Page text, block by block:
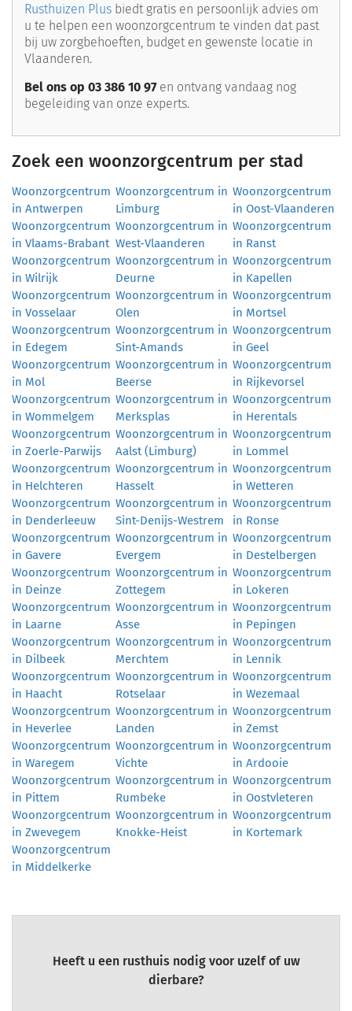
Rusthuizen Plus biedt gratis en persoonlijk advies om
u te helpen een woonzorgcentrum te vinden dat past
bij uw zorgbehoeften, budget en gewenste locatie in
Vlaanderen.
Bel ons op 03 386 10 97en ontvang vandaag nog
begeleiding van onze experts.
Zoek een woonzorgcentrum per stad
Woonzorgcentrum
in Antwerpen
Woonzorgcentrum in
Limburg
Woonzorgcentrum
in Oost-Vlaanderen
Woonzorgcentrum
in Vlaams-Brabant
Woonzorgcentrum in
West-Vlaanderen
Woonzorgcentrum
in Ranst
Woonzorgcentrum
in Wilrijk
Woonzorgcentrum in
Deurne
Woonzorgcentrum
in Kapellen
Woonzorgcentrum
in Vosselaar
Woonzorgcentrum in
Olen
Woonzorgcentrum
in Mortsel
Woonzorgcentrum
in Edegem
Woonzorgcentrum in
Sint-Amands
Woonzorgcentrum
in Geel
Woonzorgcentrum
in Mol
Woonzorgcentrum in
Beerse
Woonzorgcentrum
in Rijkevorsel
Woonzorgcentrum
in Wommelgem
Woonzorgcentrum in
Merksplas
Woonzorgcentrum
in Herentals
Woonzorgcentrum
in Zoerle-Parwijs
Woonzorgcentrum in
Aalst (Limburg)
Woonzorgcentrum
in Lommel
Woonzorgcentrum
in Helchteren
Woonzorgcentrum in
Hasselt
Woonzorgcentrum
in Wetteren
Woonzorgcentrum
in Denderleeuw
Woonzorgcentrum in
Sint-Denijs-Westrem
Woonzorgcentrum
in Ronse
Woonzorgcentrum
in Gavere
Woonzorgcentrum in
Evergem
Woonzorgcentrum
in Destelbergen
Woonzorgcentrum
in Deinze
Woonzorgcentrum in
Zottegem
Woonzorgcentrum
in Lokeren
Woonzorgcentrum
in Laarne
Woonzorgcentrum in
Asse
Woonzorgcentrum
in Pepingen
Woonzorgcentrum
in Dilbeek
Woonzorgcentrum in
Merchtem
Woonzorgcentrum
in Lennik
Woonzorgcentrum
in Haacht
Woonzorgcentrum in
Rotselaar
Woonzorgcentrum
in Wezemaal
Woonzorgcentrum
in Heverlee
Woonzorgcentrum in
Landen
Woonzorgcentrum
in Zemst
Woonzorgcentrum
in Waregem
Woonzorgcentrum in
Vichte
Woonzorgcentrum
in Ardooie
Woonzorgcentrum
in Pittem
Woonzorgcentrum in
Rumbeke
Woonzorgcentrum
in Oostvleteren
Woonzorgcentrum
in Zwevegem
Woonzorgcentrum in
Knokke-Heist
Woonzorgcentrum
in Kortemark
Woonzorgcentrum
in Middelkerke
Heeft u een rusthuis nodig voor uzelf of uw
dierbare?